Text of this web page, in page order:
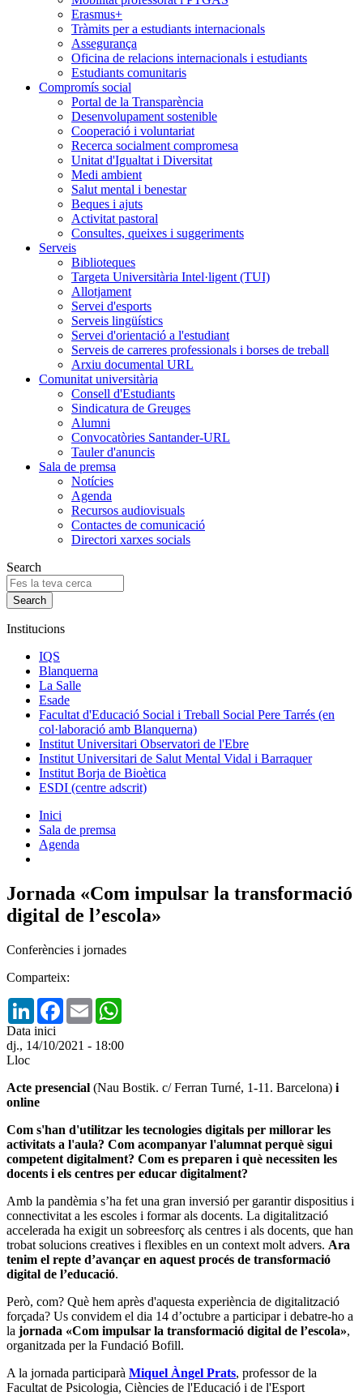
Erasmus+
Tràmits per a estudiants internacionals
Assegurança
Oficina de relacions internacionals i estudiants
Estudiants comunitaris
Compromís social
Portal de la Transparència
Desenvolupament sostenible
Cooperació i voluntariat
Recerca socialment compromesa
Unitat d'Igualtat i Diversitat
Medi ambient
Salut mental i benestar
Beques i ajuts
Activitat pastoral
Consultes, queixes i suggeriments
Serveis
Biblioteques
Targeta Universitària Intel·ligent (TUI)
Allotjament
Servei d'esports
Serveis lingüístics
Servei d'orientació a l'estudiant
Serveis de carreres professionals i borses de treball
Arxiu documental URL
Comunitat universitària
Consell d'Estudiants
Sindicatura de Greuges
Alumni
Convocatòries Santander-URL
Tauler d'anuncis
Sala de premsa
Notícies
Agenda
Recursos audiovisuals
Contactes de comunicació
Directori xarxes socials
Search
Institucions
IQS
Blanquerna
La Salle
Esade
Facultat d'Educació Social i Treball Social Pere Tarrés (en
col·laboració amb Blanquerna)
Institut Universitari Observatori de l'Ebre
Institut Universitari de Salut Mental Vidal i Barraquer
Institut Borja de Bioètica
ESDI (centre adscrit)
Inici
Sala de premsa
Agenda
Jornada «Com impulsar la transformació
digital de l’escola»
Conferències i jornades
Comparteix:
LinkedInFacebook
Email
Data inici
dj., 14/10/2021 - 18:00
Lloc
Acte presencial (Nau Bostik. c/ Ferran Turné, 1-11. Barcelona) i
online
Com s'han d'utilitzar les tecnologies digitals per millorar les
activitats a l'aula? Com acompanyar l'alumnat perquè sigui
competent digitalment? Com es preparen i què necessiten les
docents i els centres per educar digitalment?
Amb la pandèmia s’ha fet una gran inversió per garantir dispositius i
connectivitat a les escoles i formar als docents. La digitalització
accelerada ha exigit un sobreesforç als centres i als docents, que han
trobat solucions creatives i flexibles en un context molt advers. Ara
tenim el repte d’avançar en aquest procés de transformació
digital de l’educació.
Però, com? Què hem après d'aquesta experiència de digitalització
forçada? Us convidem el dia 14 d’octubre a participar i debatre-ho a
la jornada «Com impulsar la transformació digital de l’escola»,
organitzada per la Fundació Bofill.
A la jornada participarà Miquel Àngel Prats, professor de la
Facultat de Psicologia, Ciències de l'Educació i de l'Esport